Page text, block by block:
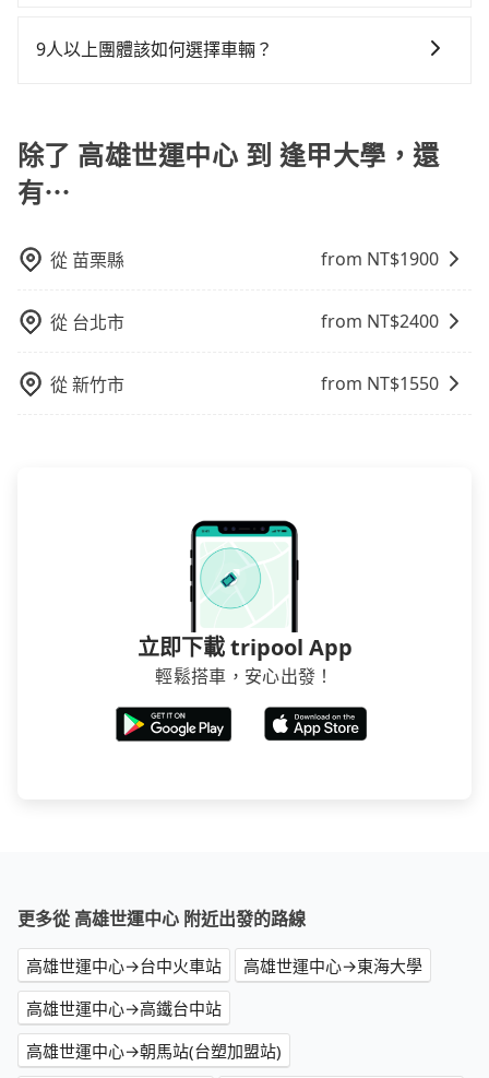
車或者要載其他乘客的人來說就有不小的風險。最後，
則可搭乘大眾運輸。
司報帳打統編，在結帳時可以受理，並於乘車後一週內
淘汰顧客評分較低的司機，且車輛均要求5年內新車，司
車率，也就是提高俗稱「回頭車」的比例。這不僅體現
在成本的控制，更是在傳統旺季（年假、端午、中秋、
雙十等）能用更少的司機來服務更多的旅客，意味著使
低，如此便反應在服務品質的控管會更佳。但tripool網
保證前一天中午以前均可全額取消退費，如已經決定好
要從高雄世運中心去逢甲大學，請儘早下訂以把握最划
趟車的資訊，所以如果需要來回叫車，請分兩筆訂單預
9人以上團體該如何選擇車輛？
客車最多座位數量就是9人，如扣掉司機就只能乘坐8位
乘客，如果要10人以上就是營業大客車的範疇，也就是
中型巴士或大型遊覽車。非法改裝的車輛，不僅與車輛
請下車終止行程事小，如果發生意外，保險公司可不予
賠償就事大了。千萬別為了省小錢而把朋友親人的安全
給賭上。通常人數沒有超過10位，建議預約一台九人座
與一台小轎車比較划算，如人數超過12位就一定是叫一
是禁止大客車通行的，建議在預定時最好先與車行或平
除了 高雄世運中心 到 逢甲大學，還
有⋯
從 苗栗縣 from NT$1900
從 台北市 from NT$2400
從新竹市 from NT$1550
立即下載 tripool App
輕鬆搭車，安心出發！
更多從 高雄世運中心 附近出發的路線
高雄世運中心→台中火車站
高雄世運中心→東海大學
高雄世運中心→高鐵台中站
高雄世運中心→朝馬站(台塑加盟站)